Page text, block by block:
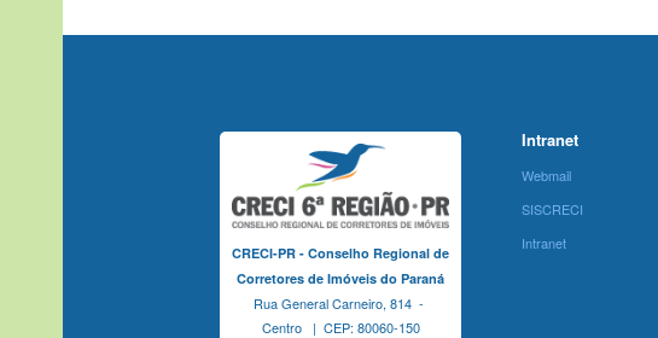
CRECI-PR - Conselho Regional de
Corretores de Imóveis do Paraná
Rua General Carneiro, 814 -
Centro | CEP: 80060-150
Intranet
Webmail
SISCRECI
Intranet